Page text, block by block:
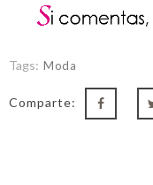
Tags: Moda
Comparte: